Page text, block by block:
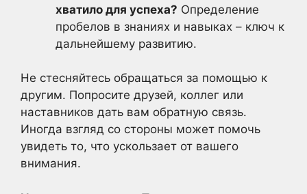
хватило для успеха? Определение
пробелов в знаниях и навыках – ключ к
дальнейшему развитию.
Не стесняйтесь обращаться за помощью к
другим. Попросите друзей, коллег или
наставников дать вам обратную связь.
Иногда взгляд со стороны может помочь
увидеть то, что ускользает от вашего
внимания.